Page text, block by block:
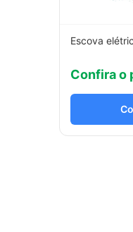
Escova
Confira o